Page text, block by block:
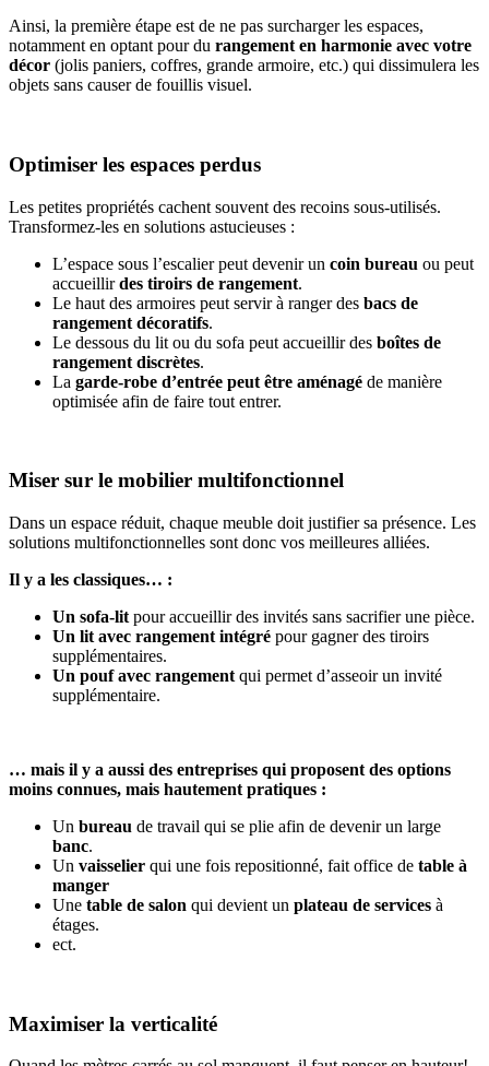
Ainsi, la première étape est de ne pas surcharger les espaces,
notamment en optant pour du rangement en harmonie avec votre
décor (jolis paniers, coffres, grande armoire, etc.) qui dissimulera les
objets sans causer de fouillis visuel.
Optimiser les espaces perdus
Les petites propriétés cachent souvent des recoins sous-utilisés.
Transformez-les en solutions astucieuses :
L’espace sous l’escalier peut devenir un coin bureau ou peut
accueillirdes tiroirs de rangement.
Le haut des armoires peut servir à ranger des bacs de
rangement décoratifs.
Le dessous du lit ou du sofa peut accueillir des boîtes de
rangement discrètes.
La garde-robe d’entrée peut être aménagé de manière
optimisée afin de faire tout entrer.
Miser sur le mobilier multifonctionnel
Dans un espace réduit, chaque meuble doit justifier sa présence. Les
solutions multifonctionnelles sont donc vos meilleures alliées.
Il y a les classiques… :
Un sofa-lit pour accueillir des invités sans sacrifier une pièce.
Un lit avec rangement intégré pour gagner des tiroirs
supplémentaires.
Un pouf avec rangement qui permet d’asseoir un invité
supplémentaire.
… mais il y a aussi des entreprises qui proposent des options
moins connues, mais hautement pratiques :
Un bureau de travail qui se plie afin de devenir un large
banc.
Un vaisselier qui une fois repositionné, fait office de table à
manger
Une table de salon qui devient un plateau de services à
étages.
ect.
Maximiser la verticalité